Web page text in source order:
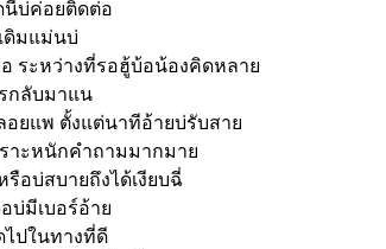
นี้บ่ค่อยติดต่อ
ดิมแม่นบ่
ระหว่างที่รอฮู้บ้อน้องคิดหลาย
กลับมาแน
ยแพ ตั้งแต่นาทีอ้ายบ่รับสาย
าะหนักคำถามมากมาย
รือบ่สบายถึงได้เงียบฉี่
บ่มีเบอร์อ้าย
ปในทางที่ดี